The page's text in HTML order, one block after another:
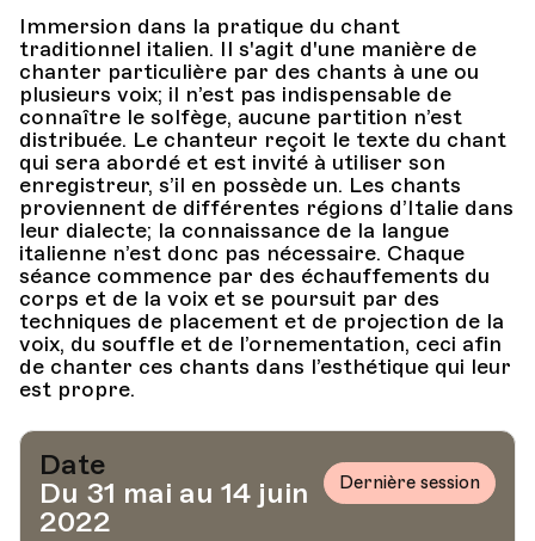
Immersion dans la pratique du chant
traditionnel italien. Il s'agit d'une manière de
chanter particulière par des chants à une ou
plusieurs voix; il n’est pas indispensable de
connaître le solfège, aucune partition n’est
distribuée. Le chanteur reçoit le texte du chant
qui sera abordé et est invité à utiliser son
enregistreur, s’il en possède un. Les chants
proviennent de différentes régions d’Italie dans
leur dialecte; la connaissance de la langue
italienne n’est donc pas nécessaire. Chaque
séance commence par des échauffements du
corps et de la voix et se poursuit par des
techniques de placement et de projection de la
voix, du souffle et de l’ornementation, ceci afin
de chanter ces chants dans l’esthétique qui leur
est propre.
Date
Du 31 mai au 14 juin
2022
Dernière session